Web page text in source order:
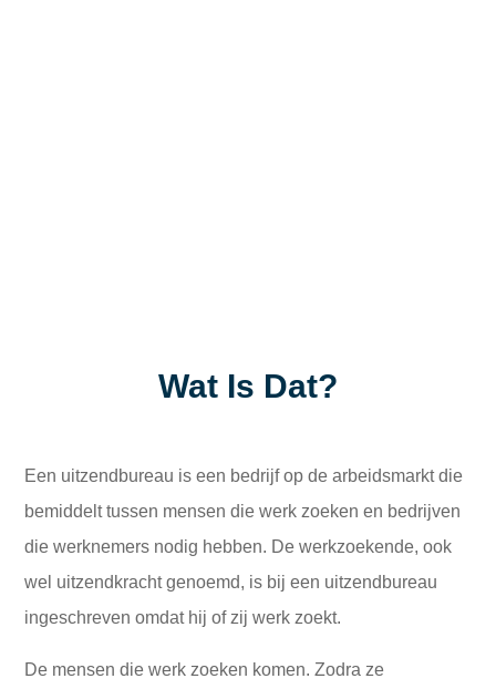
Wat Is Dat?
Een uitzendbureau is een bedrijf op de arbeidsmarkt die
bemiddelt tussen mensen die werk zoeken en bedrijven
die werknemers nodig hebben. De werkzoekende, ook
wel uitzendkracht genoemd, is bij een uitzendbureau
ingeschreven omdat hij of zij werk zoekt.
De mensen die werk zoeken komen. Zodra ze